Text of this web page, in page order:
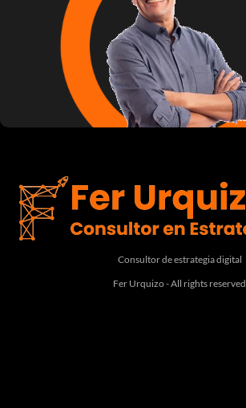
Consultor de estrategia digital
Fer Urquizo - All rights reserved